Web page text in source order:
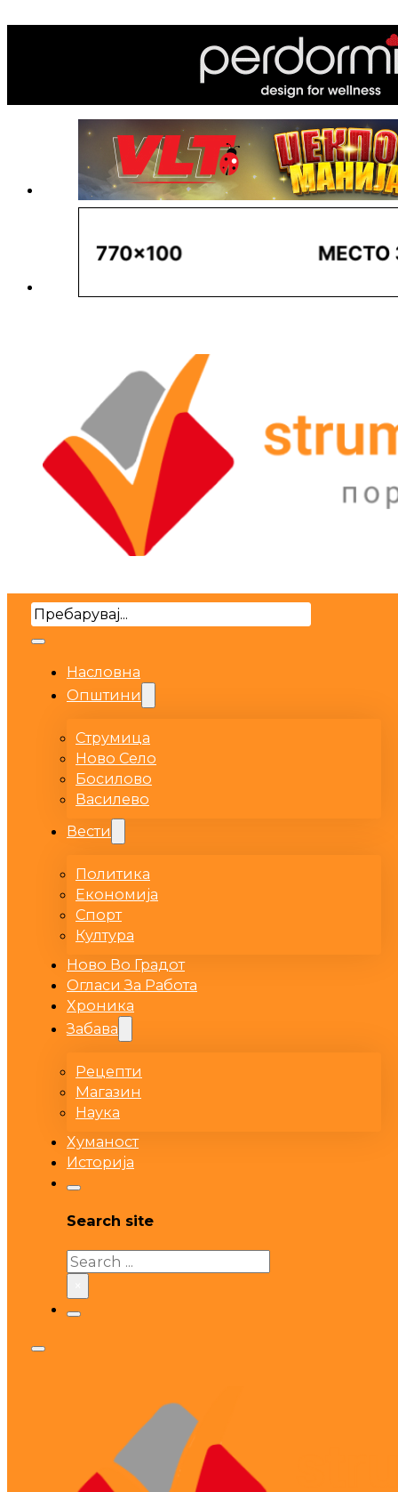
Search
Насловна
Општини
Струмица
Ново Село
Босилово
Василево
Вести
Политика
Економија
Спорт
Култура
Ново Во Градот
Огласи За Работа
Хроника
Забава
Рецепти
Магазин
Наука
Хуманост
Историја
Search site
Search